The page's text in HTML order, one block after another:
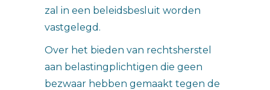
zal in een beleidsbesluit worden
vastgelegd.
Over het bieden van rechtsherstel
aan belastingplichtigen die geen
bezwaar hebben gemaakt tegen de